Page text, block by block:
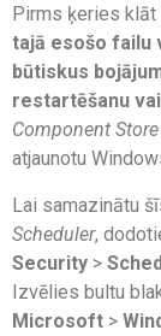
Pirms ķeries klāt
tajā esošo failu
būtiskus
restartēšanu
Component Store
atjaunotu
Lai samazinātu
Scheduler,
Security >
Izvēlies bultu
Microsoft >